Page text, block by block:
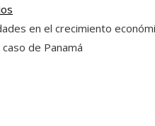
en el crecimiento
de Panamá